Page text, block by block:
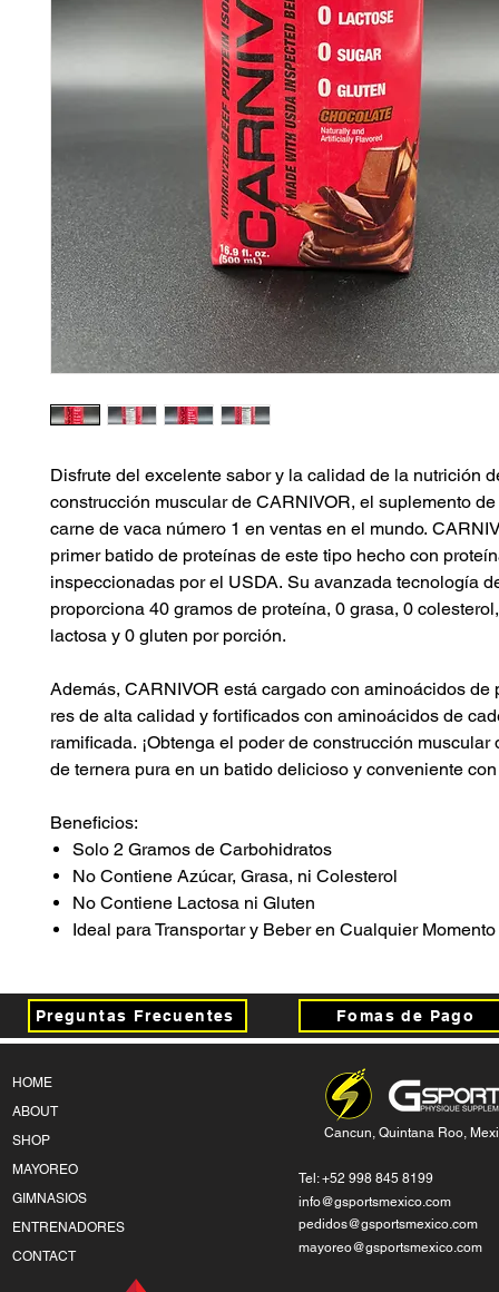
Disfrute del excelente sabor y la calidad de la nutrición
construcción muscular de CARNIVOR, el suplemento
carne de vaca número 1 en ventas en el mundo.
primer batido de proteínas de este tipo hecho con
inspeccionadas por el USDA. Su avanzada tecnología
proporciona 40 gramos de proteína, 0 grasa, 0
lactosa y 0 gluten por porción.
Además, CARNIVOR está cargado con aminoácidos de
res de alta calidad y fortificados con aminoácidos de
ramificada. ¡Obtenga el poder de construcción muscular
de ternera pura en un batido delicioso y conveniente
Beneficios:
Solo 2 Gramos de Carbohidratos
No Contiene Azúcar, Grasa, ni Colesterol
No Contiene Lactosa ni Gluten
Ideal para Transportar y Beber en Cualquier Momento
Preguntas Frecuentes Fomas de Pago
HOME
ABOUT
SHOP
MAYOREO
GIMNASIOS
ENTRENADORES
CONTACT
Cancun, Quintana Roo,
Tel: +52 998 845 8199
info@gsportsmexico.com
pedidos@gsportsmexico.com
mayoreo@gsportsmexico.com